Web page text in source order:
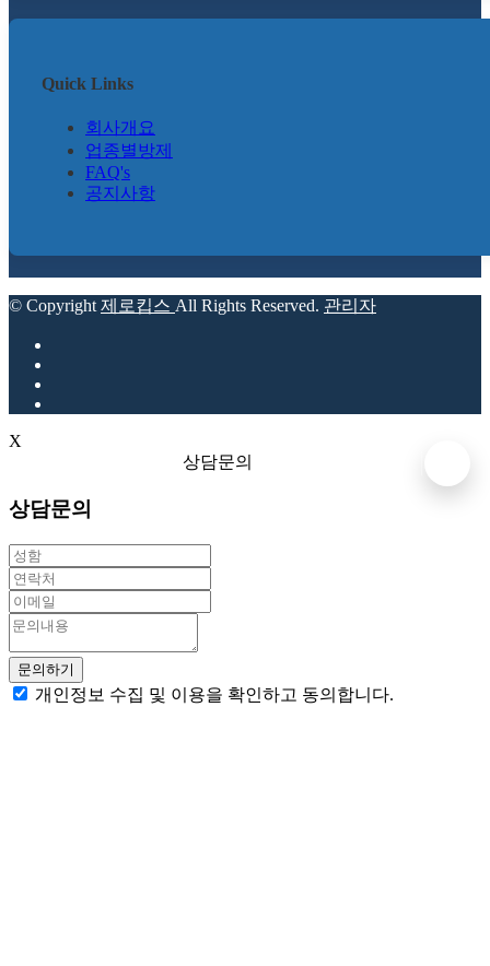
Quick Links
회사개요
업종별방제
FAQ's
공지사항
© Copyright 제로킵스 All Rights Reserved. 관리자
X
상담문의
상담문의
문의하기
개인정보 수집 및 이용을 확인하고 동의합니다.